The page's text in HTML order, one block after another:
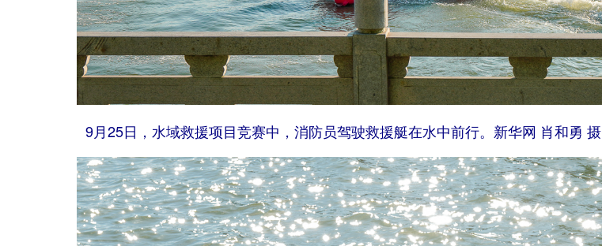
9月25日，水域救援项目竞赛中，消防员驾驶救援艇在水中前行。新华网 肖和勇 摄